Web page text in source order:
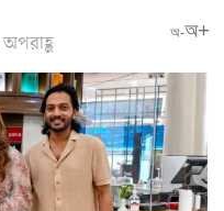
অ-অ+